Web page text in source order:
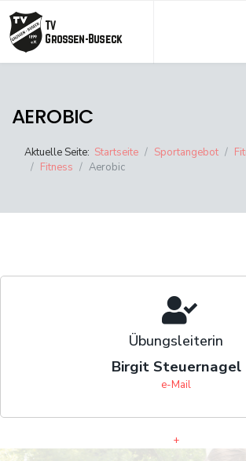
AEROBIC
Aktuelle Seite: Startseite Sportangebot
Fitness
Aerobic
Übungsleiterin
Birgit Steuernagel
e-Mail
+